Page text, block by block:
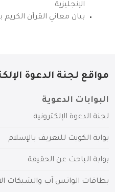
الإنجليزية
بيان معاني القرآن الكريم
مواقع لجنة الدعوة
البوابات الدعوية
لجنة الدعوة الإلكترونية
بوابة الكويت للتعريف بالإسلام
بوابة الباحث عن الحقيقة
بطاقات الواتس آب والشبكات